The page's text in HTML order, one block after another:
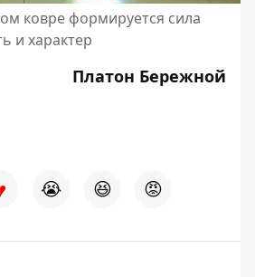
ковре формируется сила
и характер
Платон Бережной
😭 😆 😡